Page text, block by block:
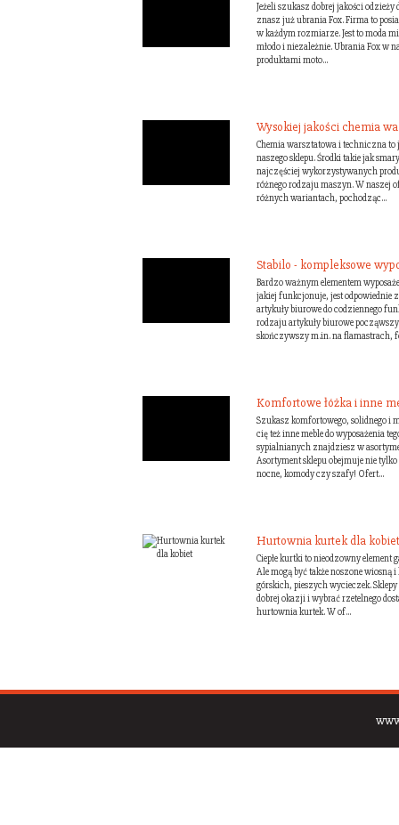
Jeżeli szukasz dobrej jakości
znasz już ubrania Fox. Firma to
w każdym rozmiarze. Jest to moda
młodo i niezależnie. Ubrania Fox w
produktami moto...
Wysokiej jakości chemia
Chemia warsztatowa i techniczna to
naszego sklepu. Środki takie jak
najczęściej wykorzystywanych
różnego rodzaju maszyn. W naszej
różnych wariantach, pochodząc...
Stabilo - kompleksowe
Bardzo ważnym elementem
jakiej funkcjonuje, jest odpowiednie
artykuły biurowe do codziennego
rodzaju artykuły biurowe
skończywszy m.in. na flamastrach,
Komfortowe łóżka i inne
Szukasz komfortowego, solidnego i
cię też inne meble do wyposażenia
sypialnianych znajdziesz w
Asortyment sklepu obejmuje nie
nocne, komody czy szafy! Ofert...
Hurtownia kurtek dla kobiet
Ciepłe kurtki to nieodzowny element
Ale mogą być także noszone wiosną
górskich, pieszych wycieczek.
dobrej okazji i wybrać rzetelnego
hurtownia kurtek. W of...